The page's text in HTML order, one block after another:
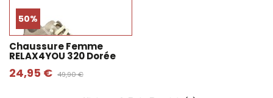
50%
Chaussure Femme
RELAX4YOU 320 Dorée
24,95 € 49,90 €